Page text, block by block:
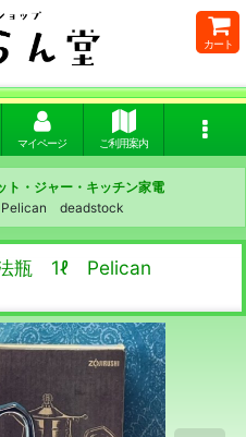
カート
マイページ ご利用案内
ト・ジャー・キッチン家電
deadstock
瓶 1ℓ Pelican